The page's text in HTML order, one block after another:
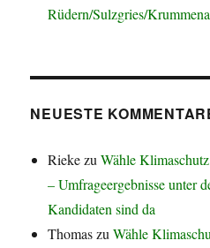
Rüdern/Sulzgries/
NEUESTE
RiekezuWähle
– Umfrageergebnisse unter
Kandidaten sind da
ThomaszuWähle